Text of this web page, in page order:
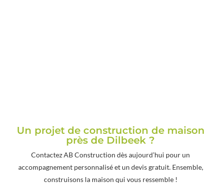
Un projet de construction de maison
près de Dilbeek ?
Contactez AB Construction dès aujourd’hui pour un
accompagnement personnalisé et un devis gratuit. Ensemble,
construisons la maison qui vous ressemble !